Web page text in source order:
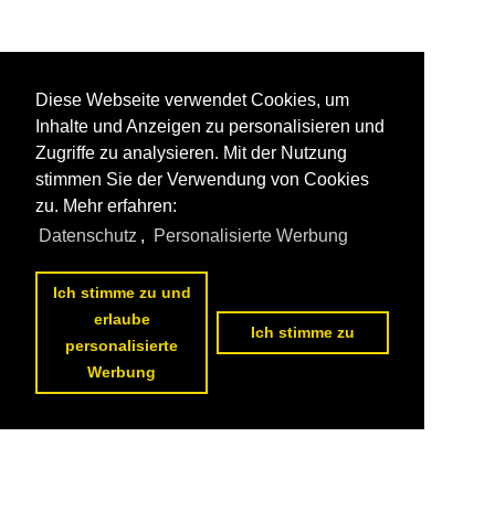
Diese Webseite verwendet Cookies, um
Inhalte und Anzeigen zu personalisieren und
Zugriffe zu analysieren. Mit der Nutzung
stimmen Sie der Verwendung von Cookies
zu. Mehr erfahren:
Datenschutz , Personalisierte Werbung
Ich stimme zu und
erlaube
personalisierte
Werbung
Ich stimme zu